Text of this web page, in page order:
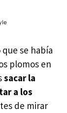
se había
plomos en
sacar la
a los
de mirar